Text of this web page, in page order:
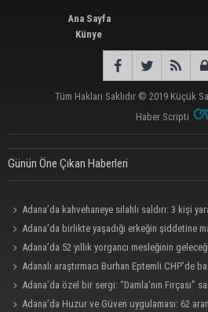
Ana Sayfa
Künye
Tüm Hakları Saklıdır © 2019 Küçük
Haber Scripti
Günün Öne Çıkan Haberleri
Adana’da kahvehaneye silahlı saldırı: 3 kişi
Adana’da birlikte yaşadığı erkeğin şiddetine
Adana’da 52 yıllık yorgancı mesleğinin
çocuğuma bile öğretemedim”
Adanalı araştırmacı Burhan Eptemli CHP’de
Adana’da özel bir sergi: “Damla’nın Fırçası”
Adana’da Huzur ve Güven uygulaması: 62